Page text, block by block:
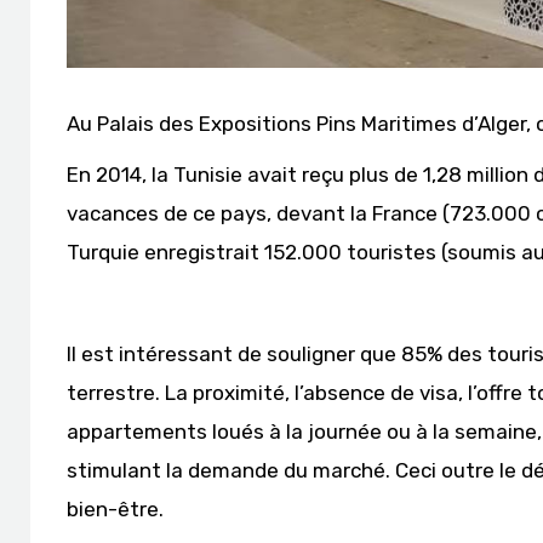
Au Palais des Expositions Pins Maritimes
En 2014, la Tunisie avait reçu plus de 1,28
vacances de ce pays, devant la France
Turquie enregistrait 152.000 touristes (soumis
Il est intéressant de souligner que 85% des
terrestre. La proximité, l’absence de visa,
appartements loués à la journée ou à la
stimulant la demande du marché. Ceci outre le
bien-être.